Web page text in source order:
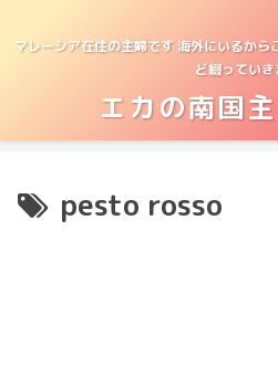
マレーシア在住の主婦です 海外にいるか
ど綴ってい
エカの南国
pesto rosso